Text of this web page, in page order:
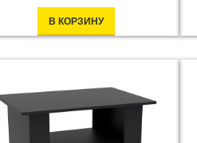
В КОРЗИНУ